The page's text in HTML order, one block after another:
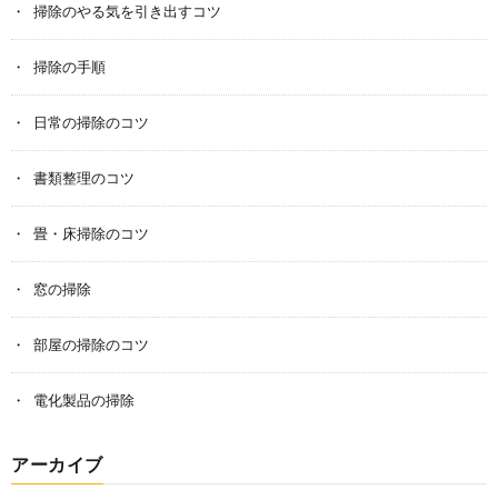
掃除のやる気を引き出すコツ
掃除の手順
日常の掃除のコツ
書類整理のコツ
畳・床掃除のコツ
窓の掃除
部屋の掃除のコツ
電化製品の掃除
アーカイブ